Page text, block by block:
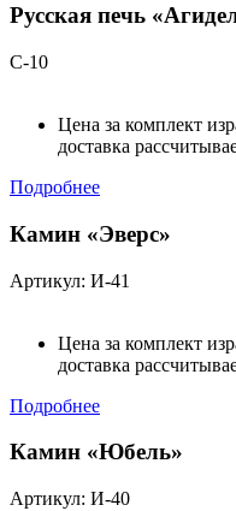
Русская печь
С-10
Цена за комплект
доставка
Подробнее
Камин «Эверс»
Артикул: И-41
Цена за комплект
доставка
Подробнее
Камин «Юбель»
Артикул: И-40